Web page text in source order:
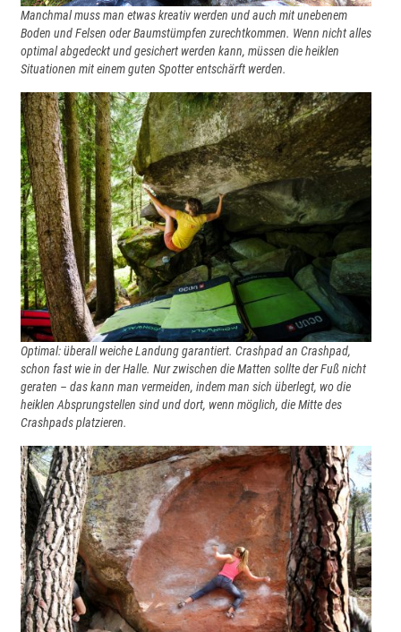
Manchmal muss man etwas kreativ werden und auch mit unebenem
Boden und Felsen oder Baumstümpfen zurechtkommen. Wenn nicht alles
optimal abgedeckt und gesichert werden kann, müssen die heiklen
Situationen mit einem guten Spotter entschärft werden.
Optimal: überall weiche Landung garantiert. Crashpad an Crashpad,
schon fast wie in der Halle. Nur zwischen die Matten sollte der Fuß nicht
geraten – das kann man vermeiden, indem man sich überlegt, wo die
heiklen Absprungstellen sind und dort, wenn möglich, die Mitte des
Crashpads platzieren.